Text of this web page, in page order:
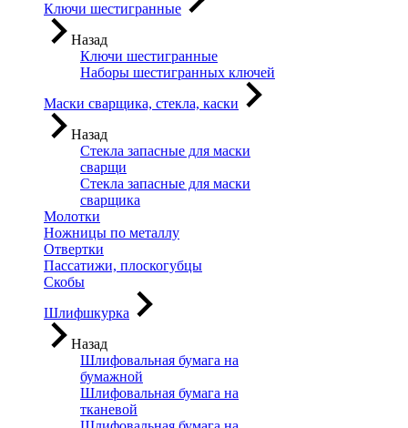
Ключи шестигранные
Назад
Ключи шестигранные
Наборы шестигранных ключей
Маски сварщика, стекла, каски
Назад
Стекла запасные для маски
сварщи
Стекла запасные для маски
сварщика
Молотки
Ножницы по металлу
Отвертки
Пассатижи, плоскогубцы
Скобы
Шлифшкурка
Назад
Шлифовальная бумага на
бумажной
Шлифовальная бумага на
тканевой